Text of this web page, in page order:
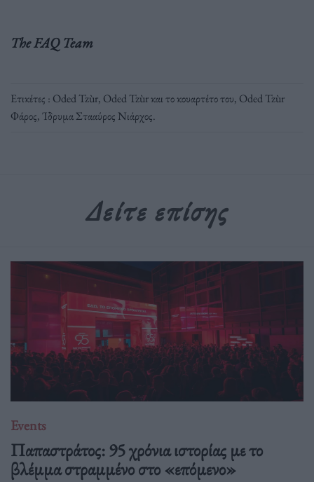
The FAQ Team
Ετικέτες : Oded Tzùr, Oded Tzùr και το κουαρτέτο του, Oded Tzùr
Φάρος,Ίδρυμα Στααύρος Νιάρχος.
Δείτε επίσης
Events
Παπαστράτος: 95 χρόνια ιστορίας με το
βλέμμα στραμμένο στο «επόμενο»